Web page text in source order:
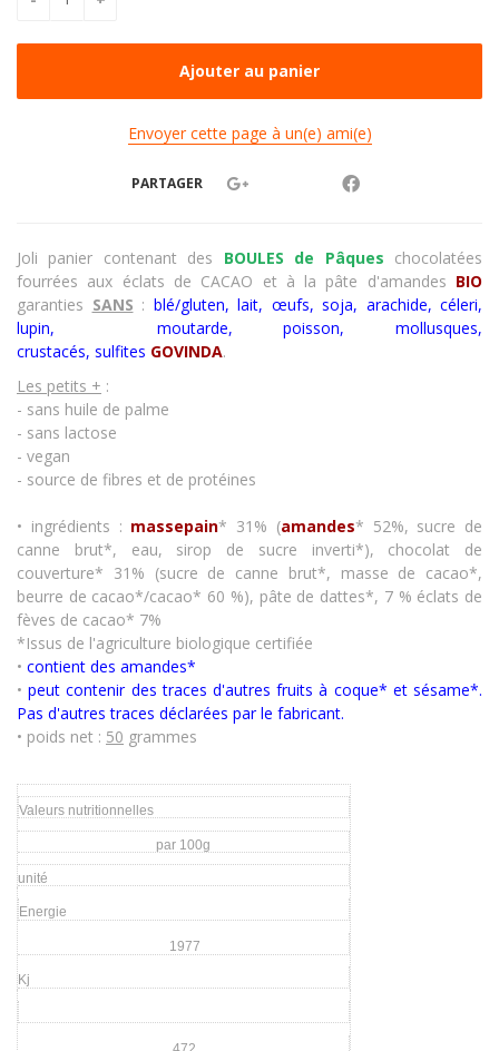
Envoyer cette page à un(e) ami(e)
PARTAGER
Joli panier contenant des BOULES de Pâques chocolatées
fourrées aux éclats de CACAO et à la pâte d'amandes BIO
garanties SANS : blé/gluten, lait, œufs, soja, arachide, céleri,
lupin, moutarde, poisson, mollusques,
crustacés, sulfites GOVINDA.
Les petits + :
- sans huile de palme
- sans lactose
- vegan
- source de fibres et de protéines
• ingrédients : massepain* 31% (amandes* 52%, sucre de
canne brut*, eau, sirop de sucre inverti*), chocolat de
couverture* 31% (sucre de canne brut*, masse de cacao*,
beurre de cacao*/cacao* 60 %), pâte de dattes*, 7 % éclats de
fèves de cacao* 7%
*Issus de l'agriculture biologique certifiée
• contient des amandes*
• peut contenir des traces d'autres fruits à coque* et sésame*.
Pas d'autres traces déclarées par le fabricant.
• poids net : 50 grammes
Valeurs nutritionnelles
par 100g
unité
Energie
1977
Kj